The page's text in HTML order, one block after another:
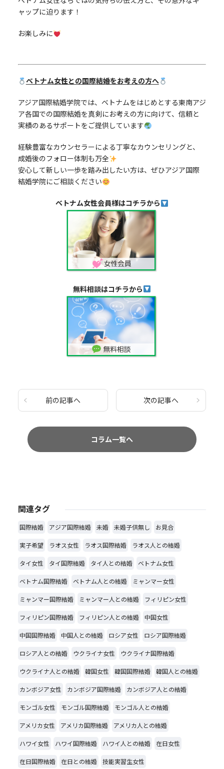
ャップに迫ります！
お楽しみに
ベトナム女性との国際結婚をお考えの方へ
アジア国際結婚学院では、ベトナムをはじめとする東南アジ
ア各国での国際結婚を真剣にお考えの方に向けて、信頼と
実績のあるサポートをご提供しています
経験豊富なカウンセラーによる丁寧なカウンセリングと、
成婚後のフォロー体制も万全
安心して新しい一歩を踏み出したい方は、ぜひアジア国際
結婚学院にご相談ください
ベトナム女性会員様はコチラから
無料相談はコチラから
前の記事へ 次の記事へ
コラム一覧へ
関連タグ
国際結婚 アジア国際結婚 未婚 未婚子供無し お見合
実子希望 ラオス女性 ラオス国際結婚 ラオス人との結婚
タイ女性 タイ国際結婚 タイ人との結婚 ベトナム女性
ベトナム国際結婚 ベトナム人との結婚 ミャンマー女性
ミャンマー国際結婚 ミャンマー人との結婚 フィリピン女性
フィリピン国際結婚 フィリピン人との結婚 中国女性
中国国際結婚 中国人との結婚 ロシア女性 ロシア国際結婚
ロシア人との結婚 ウクライナ女性 ウクライナ国際結婚
ウクライナ人との結婚 韓国女性 韓国国際結婚 韓国人との結婚
カンボジア女性 カンボジア国際結婚 カンボジア人との結婚
モンゴル女性 モンゴル国際結婚 モンゴル人との結婚
アメリカ女性 アメリカ国際結婚 アメリカ人との結婚
ハワイ女性 ハワイ国際結婚 ハワイ人との結婚 在日女性
在日国際結婚 在日との結婚 技能実習生女性